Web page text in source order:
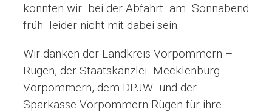
konnten wir bei der Abfahrt am Sonnabend
früh leider nicht mit dabei sein.
Wir danken der Landkreis Vorpommern –
Rügen, der Staatskanzlei Mecklenburg-
Vorpommern, dem DPJW und der
Sparkasse Vorpommern-Rügen für ihre